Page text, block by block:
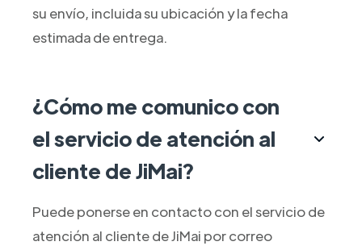
su envío, incluida su ubicación y la fecha
estimada de entrega.
¿Cómo me comunico con
el servicio de atención al
cliente de JiMai?
Puede ponerse en contacto con el servicio de
atención al cliente de JiMai por correo